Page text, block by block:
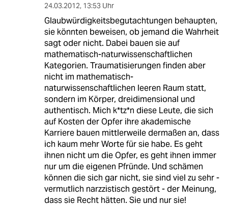
24.03.2012, 13:53 Uhr
Glaubwürdigkeitsbegutachtungen behaupten,
sie könnten beweisen, ob jemand die Wahrheit
sagt oder nicht. Dabei bauen sie auf
mathematisch-naturwissenschaftlichen
Kategorien. Traumatisierungen finden aber
nicht im mathematisch-
naturwissenschaftlichen leeren Raum statt,
sondern im Körper, dreidimensional und
authentisch. Mich k*tz*n diese Leute, die sich
auf Kosten der Opfer ihre akademische
Karriere bauen mittlerweile dermaßen an, dass
ich kaum mehr Worte für sie habe. Es geht
ihnen nicht um die Opfer, es geht ihnen immer
nur um die eigenen Pfründe. Und schämen
können die sich gar nicht, sie sind viel zu sehr -
vermutlich narzzistisch gestört - der Meinung,
dass sie Recht hätten. Sie und nur sie!